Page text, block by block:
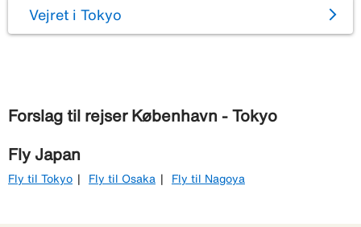
Vejret i Tokyo
Forslag til rejser København - Tokyo
Fly Japan
Fly til Tokyo Fly til Osaka Fly til Nagoya